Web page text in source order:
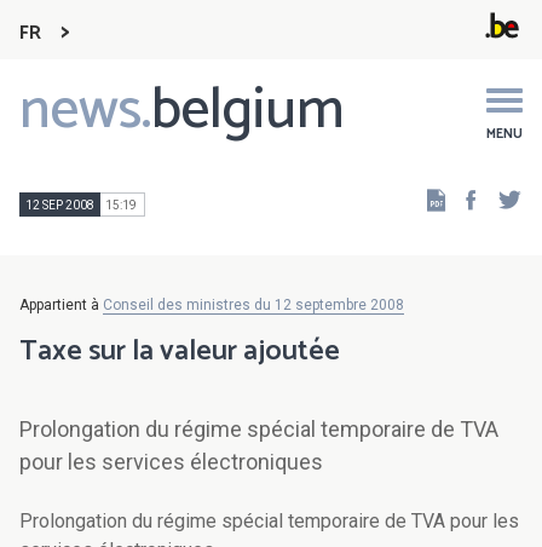
FR
news.belgium MENU
Main
navigation
12 SEP 2008 15:19
Appartient à Conseil des ministres du 12 septembre 2008
Taxe sur la valeur ajoutée
Prolongation du régime spécial temporaire de TVA
pour les services électroniques
Prolongation du régime spécial temporaire de TVA pour les